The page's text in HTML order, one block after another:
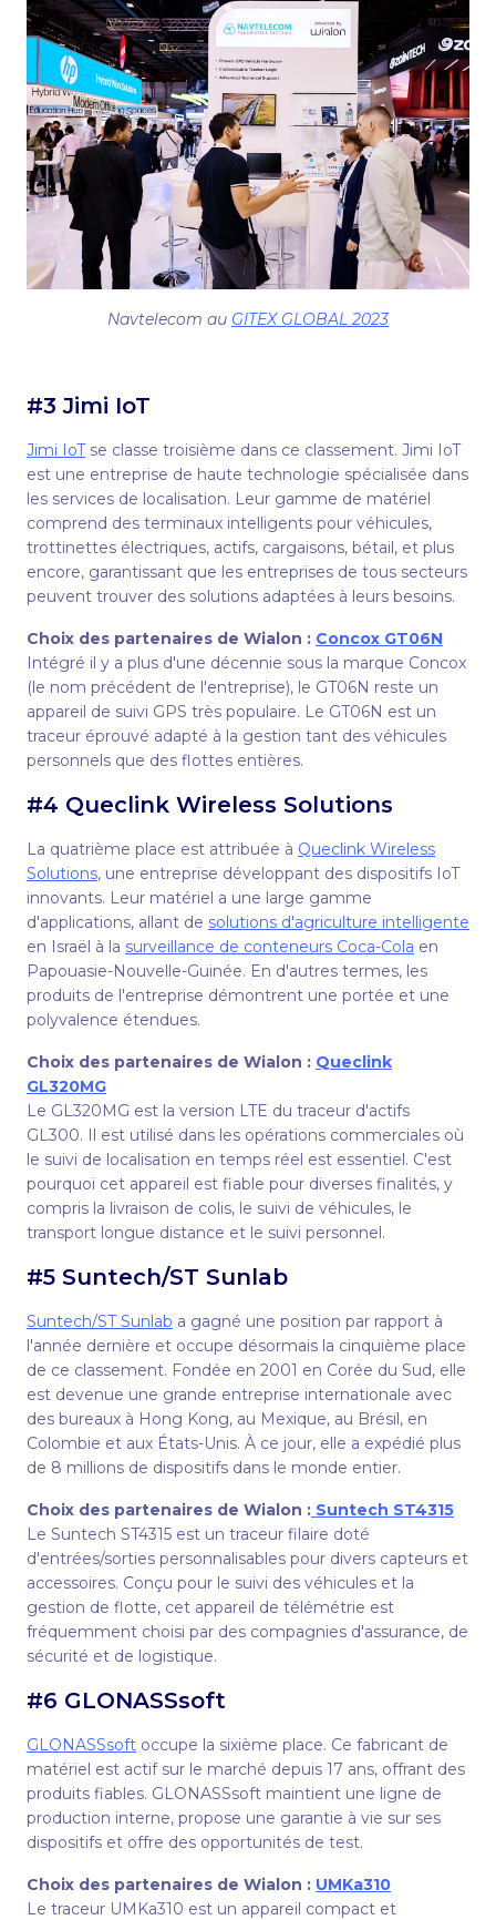
Navtelecom au GITEX GLOBAL 2023
#3 Jimi IoT
Jimi IoTse classe troisième dans ce classement. Jimi IoT
est une entreprise de haute technologie spécialisée dans
les services de localisation. Leur gamme de matériel
comprend des terminaux intelligents pour véhicules,
trottinettes électriques, actifs, cargaisons, bétail, et plus
encore, garantissant que les entreprises de tous secteurs
peuvent trouver des solutions adaptées à leurs besoins.
Choix des partenaires de Wialon : Concox GT06N
Intégré il y a plus d'une décennie sous la marque Concox
(le nom précédent de l'entreprise), le GT06N reste un
appareil de suivi GPS très populaire. Le GT06N est un
traceur éprouvé adapté à la gestion tant des véhicules
personnels que des flottes entières.
#4 Queclink Wireless Solutions
La quatrième place est attribuée à Queclink Wireless
Solutions, une entreprise développant des dispositifs IoT
innovants. Leur matériel a une large gamme
d'applications, allant de solutions d'agriculture intelligente
en Israël à la surveillance de conteneurs Coca-Cola en
Papouasie-Nouvelle-Guinée. En d'autres termes, les
produits de l'entreprise démontrent une portée et une
polyvalence étendues.
Choix des partenaires de Wialon : Queclink
GL320MG
Le GL320MG est la version LTE du traceur d'actifs
GL300. Il est utilisé dans les opérations commerciales où
le suivi de localisation en temps réel est essentiel. C'est
pourquoi cet appareil est fiable pour diverses finalités, y
compris la livraison de colis, le suivi de véhicules, le
transport longue distance et le suivi personnel.
#5 Suntech/ST Sunlab
Suntech/ST Sunlab a gagné une position par rapport à
l'année dernière et occupe désormais la cinquième place
de ce classement. Fondée en 2001 en Corée du Sud, elle
est devenue une grande entreprise internationale avec
des bureaux à Hong Kong, au Mexique, au Brésil, en
Colombie et aux États-Unis. À ce jour, elle a expédié plus
de 8 millions de dispositifs dans le monde entier.
Choix des partenaires de Wialon : Suntech ST4315
Le Suntech ST4315 est un traceur filaire doté
d'entrées/sorties personnalisables pour divers capteurs et
accessoires. Conçu pour le suivi des véhicules et la
gestion de flotte, cet appareil de télémétrie est
fréquemment choisi par des compagnies d'assurance, de
sécurité et de logistique.
#6 GLONASSsoft
GLONASSsoft occupe la sixième place. Ce fabricant de
matériel est actif sur le marché depuis 17 ans, offrant des
produits fiables. GLONASSsoft maintient une ligne de
production interne, propose une garantie à vie sur ses
dispositifs et offre des opportunités de test.
Choix des partenaires de Wialon : UMKa310
Le traceur UMKa310 est un appareil compact et